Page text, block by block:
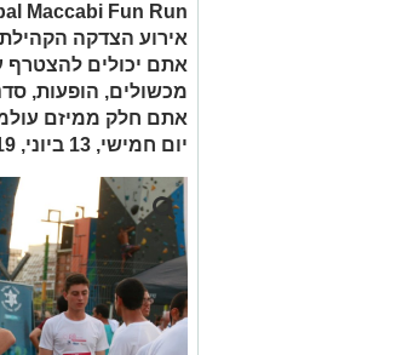
Maccabi Fun Run -
אירוע הצדקה
אתם יכולים להצטרף
מכשולים, הופעות,
אתם חלק ממיזם
יום חמישי, 13 ביוני, 2019 17:00-21:00 - אתם מוזמנים